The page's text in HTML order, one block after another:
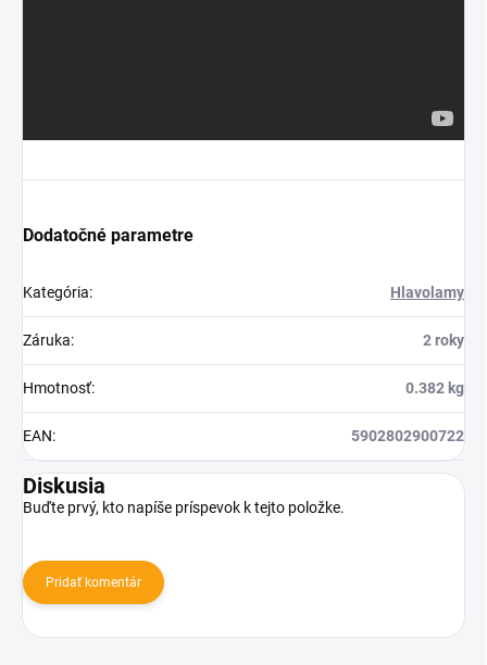
Dodatočné parametre
Kategória: Hlavolamy
Záruka: 2 roky
Hmotnosť: 0.382 kg
EAN: 5902802900722
Diskusia
Buďte prvý, kto napíše príspevok k tejto položke.
Pridať komentár